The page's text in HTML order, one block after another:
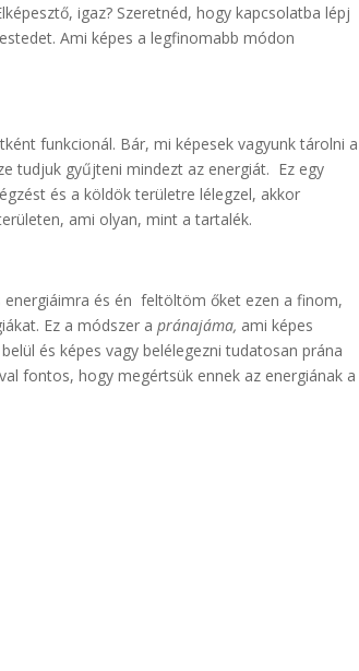
igaz? Szeretnéd, hogy kapcsolatba lépj
Ami képes a legfinomabb módon
funkcionál. Bár, mi képesek vagyunk tárolni a
tudjuk gyűjteni mindezt az energiát. Ez egy
és a köldök területre lélegzel, akkor
ami olyan, mint a tartalék.
energiáimra és én feltöltöm őket ezen a finom,
Ez a módszer apránajáma, ami képes
és képes vagy belélegezni tudatosan prána
fontos, hogy megértsük ennek az energiának a